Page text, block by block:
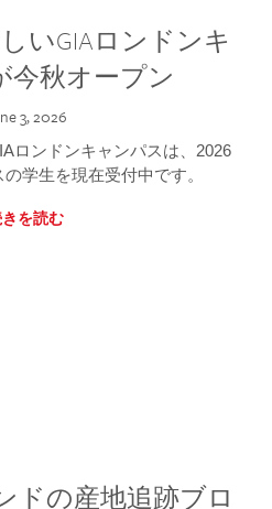
いGIAロンドンキ
今秋オープン
3, 2026
ロンドンキャンパスは、2026
学生を現在受付中です。
を読む
ドの産地追跡ブロ